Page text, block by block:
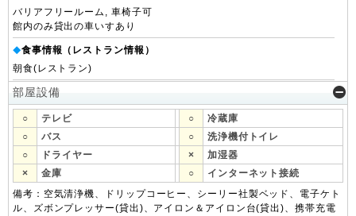
バリアフリールーム, 車椅子可
館内のみ貸出の車いすあり
◆食事情報（レストラン情報）
朝食(レストラン)
部屋設備
○ テレビ ○
冷蔵庫
○
バス ○
洗浄機付トイレ
○
ドライヤー ×
加湿器
×
金庫 ○
インターネット接続
備考：空気清浄機、ドリップコーヒー、シーリー社製ベッド、電子ケト
ル、ズボンプレッサー(貸出)、アイロン＆アイロン台(貸出)、携帯充電